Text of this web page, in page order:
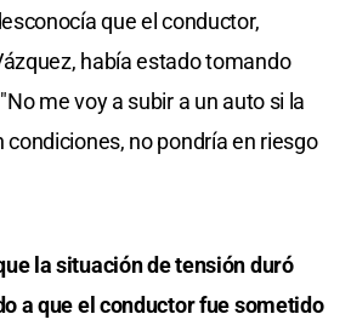
que el conductor,
había estado tomando
me voy a subir a un auto si la
condiciones, no pondría en riesgo
la situación de tensión duró
a que el conductor fue sometido